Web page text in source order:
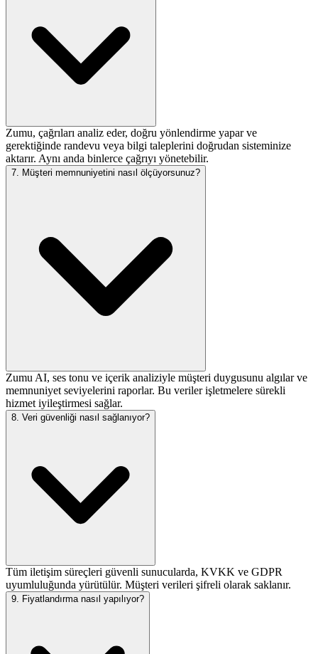
Zumu, çağrıları analiz eder, doğru yönlendirme yapar ve
gerektiğinde randevu veya bilgi taleplerini doğrudan sisteminize
aktarır. Aynı anda binlerce çağrıyı yönetebilir.
7. Müşteri memnuniyetini nasıl ölçüyorsunuz?
Zumu AI, ses tonu ve içerik analiziyle müşteri duygusunu algılar ve
memnuniyet seviyelerini raporlar. Bu veriler işletmelere sürekli
hizmet iyileştirmesi sağlar.
8. Veri güvenliği nasıl sağlanıyor?
Tüm iletişim süreçleri güvenli sunucularda, KVKK ve GDPR
uyumluluğunda yürütülür. Müşteri verileri şifreli olarak saklanır.
9. Fiyatlandırma nasıl yapılıyor?